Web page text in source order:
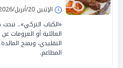
الإثنين 20/أبريل/2026 - 05:21 م
«الكباب التركي»..
العائلية أو العزومات
التقليدي، ويمنح
المطاعم.